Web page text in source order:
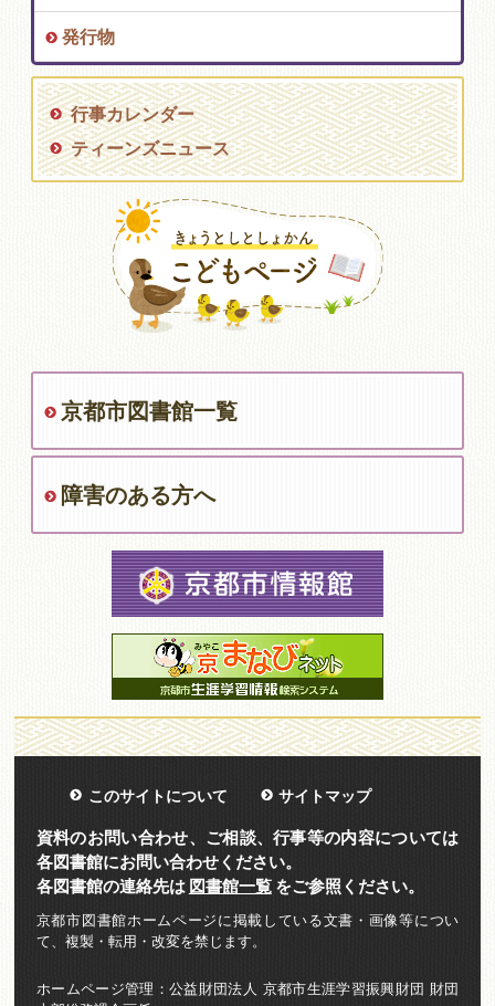
発行物
行事カレンダー
ティーンズニュース
京都市図書館一覧
障害のある方へ
このサイトについて サイトマップ
資料のお問い合わせ、ご相談、行事等の内容については
各図書館にお問い合わせください。
各図書館の連絡先は 図書館一覧をご参照ください。
京都市図書館ホームページに掲載している文書・画像等につい
て、複製・転用・改変を禁じます。
ホームページ管理：公益財団法人 京都市生涯学習振興財団 財団